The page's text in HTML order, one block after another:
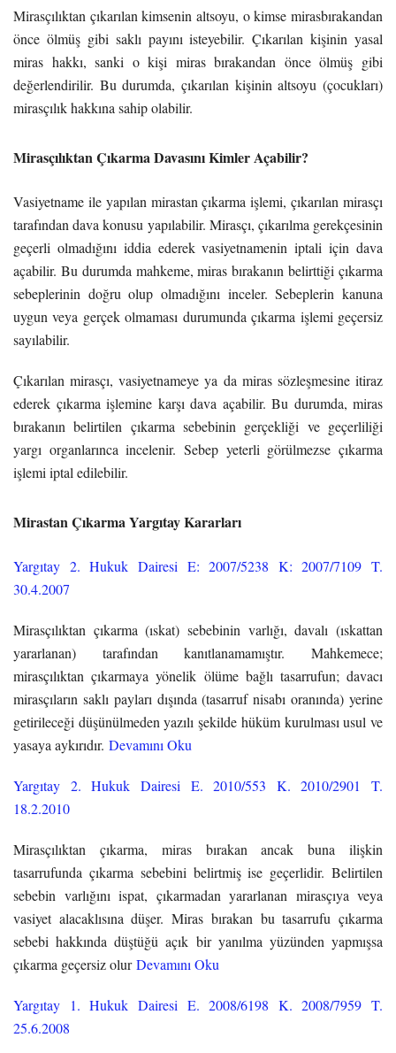
Mirasçılıktan çıkarılan kimsenin altsoyu, o kimse mirasbırakandan
önce ölmüş gibi saklı payını isteyebilir. Çıkarılan kişinin yasal
miras hakkı, sanki o kişi miras bırakandan önce ölmüş gibi
değerlendirilir. Bu durumda, çıkarılan kişinin altsoyu (çocukları)
mirasçılık hakkına sahip olabilir.
Mirasçılıktan Çıkarma Davasını Kimler Açabilir?
Vasiyetname ile yapılan mirastan çıkarma işlemi, çıkarılan mirasçı
tarafından dava konusu yapılabilir. Mirasçı, çıkarılma gerekçesinin
geçerli olmadığını iddia ederek vasiyetnamenin iptali için dava
açabilir. Bu durumda mahkeme, miras bırakanın belirttiği çıkarma
sebeplerinin doğru olup olmadığını inceler. Sebeplerin kanuna
uygun veya gerçek olmaması durumunda çıkarma işlemi geçersiz
sayılabilir.
Çıkarılan mirasçı, vasiyetnameye ya da miras sözleşmesine itiraz
ederek çıkarma işlemine karşı dava açabilir. Bu durumda, miras
bırakanın belirtilen çıkarma sebebinin gerçekliği ve geçerliliği
yargı organlarınca incelenir. Sebep yeterli görülmezse çıkarma
işlemi iptal edilebilir.
Mirastan Çıkarma Yargıtay Kararları
Yargıtay 2. Hukuk Dairesi E: 2007/5238 K: 2007/7109 T.
30.4.2007
Mirasçılıktan çıkarma (ıskat) sebebinin varlığı, davalı (ıskattan
yararlanan) tarafından kanıtlanamamıştır. Mahkemece;
mirasçılıktan çıkarmaya yönelik ölüme bağlı tasarrufun; davacı
mirasçıların saklı payları dışında (tasarruf nisabı oranında) yerine
getirileceği düşünülmeden yazılı şekilde hüküm kurulması usul ve
yasaya aykırıdır. Devamını Oku
Yargıtay 2. Hukuk Dairesi E. 2010/553 K. 2010/2901 T.
18.2.2010
Mirasçılıktan çıkarma, miras bırakan ancak buna ilişkin
tasarrufunda çıkarma sebebini belirtmiş ise geçerlidir. Belirtilen
sebebin varlığını ispat, çıkarmadan yararlanan mirasçıya veya
vasiyet alacaklısına düşer. Miras bırakan bu tasarrufu çıkarma
sebebi hakkında düştüğü açık bir yanılma yüzünden yapmışsa
çıkarma geçersiz olurDevamını Oku
Yargıtay 1. Hukuk Dairesi E. 2008/6198 K. 2008/7959 T.
25.6.2008